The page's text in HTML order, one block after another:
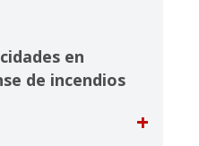
en
de incendios
+